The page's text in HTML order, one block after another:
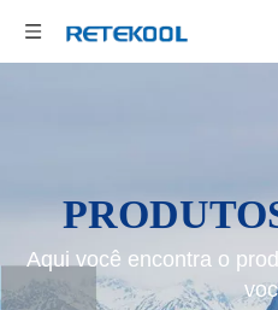
Aqui você encontra o